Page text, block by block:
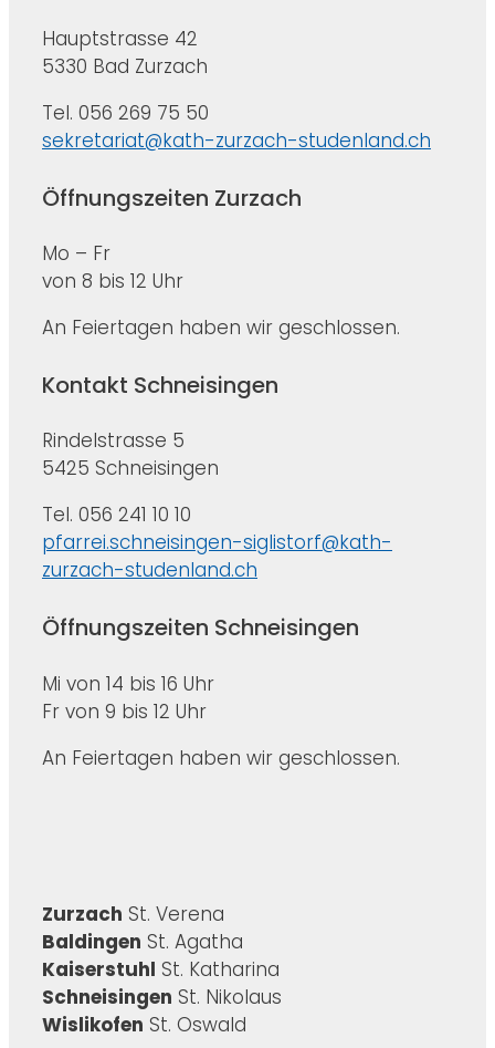
Hauptstrasse 42
5330 Bad Zurzach
Tel. 056 269 75 50
sekretariat@kath-zurzach-studenland.ch
Öffnungszeiten Zurzach
Mo – Fr
von 8 bis 12 Uhr
An Feiertagen haben wir geschlossen.
Kontakt Schneisingen
Rindelstrasse 5
5425 Schneisingen
Tel. 056 241 10 10
pfarrei.schneisingen-siglistorf@kath-
zurzach-studenland.ch
Öffnungszeiten Schneisingen
Mi von 14 bis 16 Uhr
Fr von 9 bis 12 Uhr
An Feiertagen haben wir geschlossen.
Zurzach St. Verena
Baldingen St. Agatha
Kaiserstuhl St. Katharina
Schneisingen St. Nikolaus
Wislikofen St. Oswald